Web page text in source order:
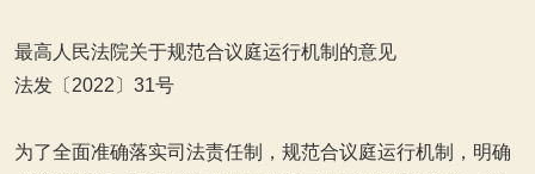
最高人民法院关于规范合议庭运行机制的意见
法发〔2022〕31号
为了全面准确落实司法责任制，规范合议庭运行机制，明确